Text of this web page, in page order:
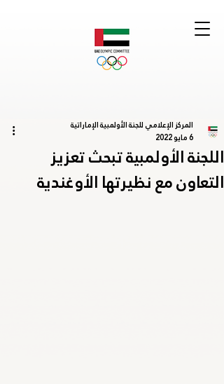
اللجنة الأولمبية تبحث تعزيز
التعاون مع نظيرتها الأوغندية
المركز الإعلامي للجنة الأولمبية الإماراتية
6 مايو 2022